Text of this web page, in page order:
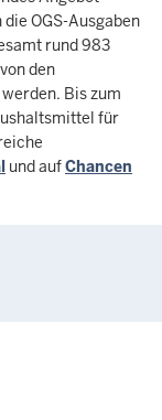
OGS-Ausgaben
rund 983
den
Bis zum
für
und aufChancen